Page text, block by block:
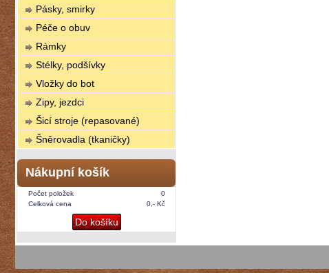
Pásky, smirky
Péče o obuv
Rámky
Stélky, podšívky
Vložky do bot
Zipy, jezdci
Šicí stroje (repasované)
Šněrovadla (tkaničky)
Nákupní košík
Počet položek
0
Celková cena
0,- Kč
Do košíku